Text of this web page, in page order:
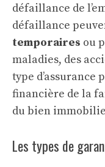
défaillance de
défaillance
temporaires ou
maladies, des
type d’assurance
financière de la
du bien
Les types de